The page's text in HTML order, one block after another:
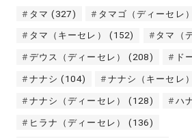
タマ (327) タマゴ（ディーセレ）
タマ（キーセレ） (152) タマ（
デウス（ディーセレ） (208) ド
ナナシ (104) ナナシ（キーセレ）
ナナシ（ディーセレ） (128) ハ
ヒラナ（ディーセレ） (136)